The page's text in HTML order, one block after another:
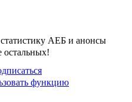
АЕБ и анонсы
остальных!